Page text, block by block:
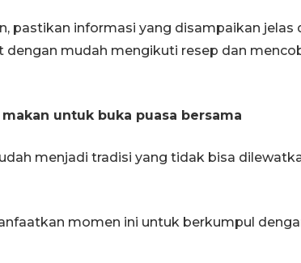
pastikan informasi yang disampaikan jelas
mudah mengikuti resep dan
untuk buka puasa bersama
menjadi tradisi yang tidak bisa
momen ini untuk berkumpul